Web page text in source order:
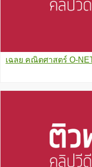
เฉลย คณิตศาสตร์ O-